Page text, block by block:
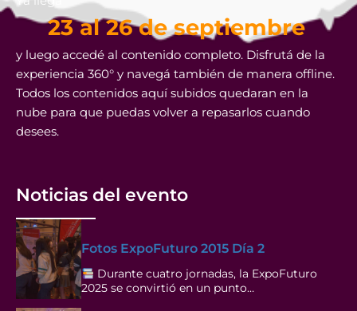
23 al 26 de septiembre
y luego accedé al contenido completo. Disfrutá de la
experiencia 360° y navegá también de manera offline.
Todos los contenidos aquí subidos quedaran en la
nube para que puedas volver a repasarlos cuando
desees.
Noticias del evento
Fotos ExpoFuturo 2015 Día 2
Durante cuatro jornadas, la ExpoFuturo
2025 se convirtió en un punto…